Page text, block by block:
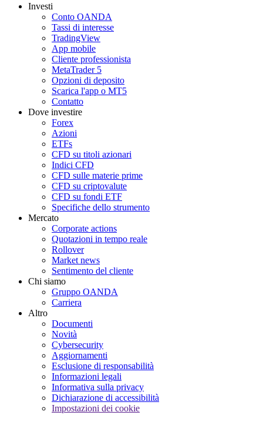
Investi
Conto OANDA
Tassi di interesse
TradingView
App mobile
Cliente professionista
MetaTrader 5
Opzioni di deposito
Scarica l'app o MT5
Contatto
Dove investire
Forex
Azioni
ETFs
CFD su titoli azionari
Indici CFD
CFD sulle materie prime
CFD su criptovalute
CFD su fondi ETF
Specifiche dello strumento
Mercato
Corporate actions
Quotazioni in tempo reale
Rollover
Market news
Sentimento del cliente
Chi siamo
Gruppo OANDA
Carriera
Altro
Documenti
Novità
Cybersecurity
Aggiornamenti
Esclusione di responsabilità
Informazioni legali
Informativa sulla privacy
Dichiarazione di accessibilità
Impostazioni dei cookie